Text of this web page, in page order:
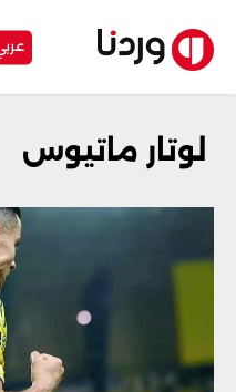
عربي
لوتار ماتيوس